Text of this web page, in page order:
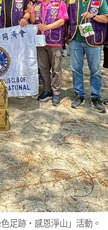
足跡・感恩淨山」活動。